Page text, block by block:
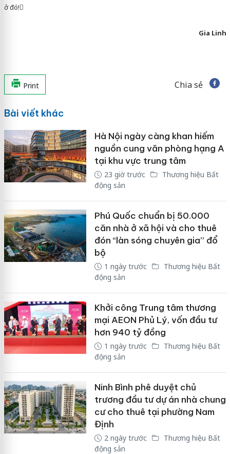
ở đó!
Gia Linh
Print Chia sẻ
Bài viết khác
Hà Nội ngày càng khan hiếm
nguồn cung văn phòng hạng A
tại khu vực trung tâm
23 giờ trước
Thương hiệu Bất
động sản
Phú Quốc chuẩn bị 50.000
căn nhà ở xã hội và cho thuê
đón “làn sóng chuyên gia” đổ
bộ
1 ngày trước
Thương hiệu Bất
động sản
Khởi công Trung tâm thương
mại AEON Phủ Lý, vốn đầu tư
hơn 940 tỷ đồng
1 ngày trước
Thương hiệu Bất
động sản
Ninh Bình phê duyệt chủ
trương đầu tư dự án nhà chung
cư cho thuê tại phường Nam
Định
2 ngày trước
Thương hiệu Bất
động sản